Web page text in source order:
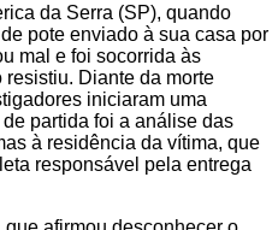
da Serra (SP), quando
pote enviado à sua casa por
mal e foi socorrida às
Diante da morte
iniciaram uma
partida foi a análise das
à residência da vítima, que
responsável pela entrega